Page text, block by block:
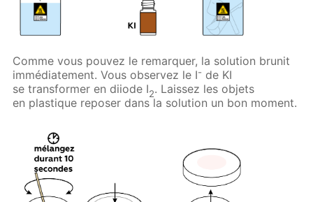
Comme vous pouvez le remarquer, la solution brunit
immédiatement. Vous observez le I- de KI
se transformer en diiode I2. Laissez les objets
en plastique reposer dans la solution un bon moment.